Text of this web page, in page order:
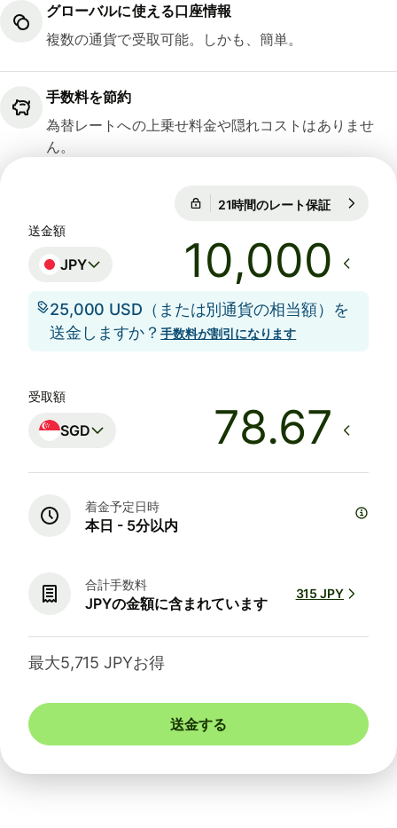
グローバルに使える口座情報
複数の通貨で受取可能。しかも、簡単。
手数料を節約
為替レートへの上乗せ料金や隠れコストはありませ
ん。
21時間のレート保証
送金額
JPY
25,000 USD（または別通貨の相当額）を
送金しますか？手数料が割引になります
受取額
SGD
着金予定日時
本日 - 5分以内
合計手数料
JPYの金額に含まれています
315 JPY
最大5,715 JPYお得
送金する